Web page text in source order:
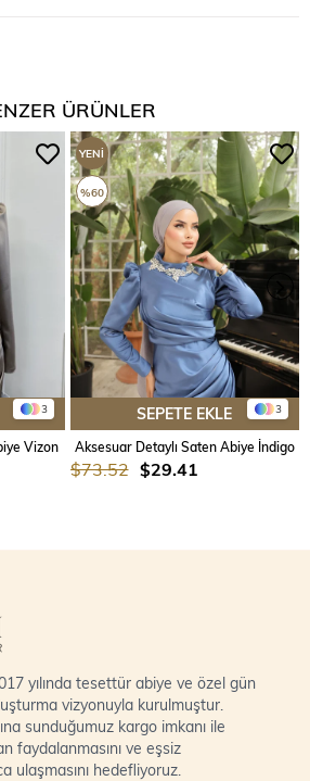
ÜRÜNLER
3
Vizon
3
SEPETE EKLE
Aksesuar Detaylı Saten Abiye İndigo
$29.41
$73.52
YENI
ÜRÜN
%60
yılında tesettür abiye ve özel gün
vizyonuyla kurulmuştur.
sunduğumuz kargo imkanı ile
faydalanmasını ve eşsiz
ulaşmasını hedefliyoruz.